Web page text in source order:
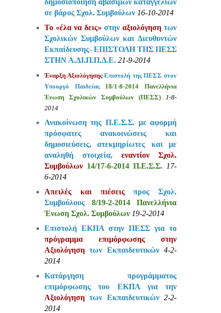
δημοσιοποίηση αβάσιμων καταγγελιών
σε βάρος Σχολ. Συμβούλων 16-10-2014
Το «έλα να δεις» στηναξιολόγηση των
Σχολικών Συμβούλων και Διευθυντών
Εκπαίδευσης- ΕΠΙΣΤΟΛΗ ΤΗΣ ΠΕΣΣ
ΣΤΗΝ Α.ΔΙ.Π.Π.Δ.Ε. 21-9-2014
Έναρξη Αξιολόγησης-Επιστολή της ΠΕΣΣ στον
Υπουργό Παιδείας 18/1-8-2014 Πανελλήνια
Ένωση Σχολικών Συμβούλων (ΠΕΣΣ)
1-8-
2014
Ανακοίνωση της Π.Ε.Σ.Σ. με αφορμή
πρόσφατες ανακοινώσεις και
δημοσιεύσεις, ατεκμηρίωτες και με
αναληθή στοιχεία,εναντίον Σχολ.
Συμβούλων 14/17-6-2014Π.Ε.Σ.Σ. 17-
6-2014
Απειλές και πιέσειςπρος Σχολ.
Συμβούλους 8/19-2-2014 Πανελλήνια
Ένωση Σχολ. Συμβούλων 19-2-2014
Επιστολή ΕΚΠΑ στην ΠΕΣΣ για το
πρόγραμμα επιμόρφωσης στην
Αξιολόγησητων Εκπαιδευτικών 4-2-
2014
Κατάργηση προγράμματος
επιμόρφωσης του ΕΚΠΑ για την
Αξιολόγησητων Εκπαιδευτικών 2-2-
2014